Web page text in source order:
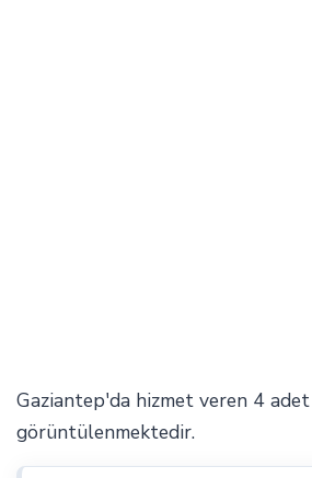
Gaziantep'da hizmet veren 4
görüntülenmektedir.